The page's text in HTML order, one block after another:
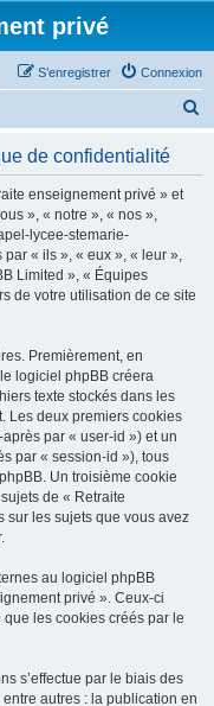
privé
Connexion
S’enregistrer
de confidentialité
enseignement privé » et
», « notre », « nos »,
lycee-stemarie-
« ils », « eux », « leur »,
Limited », « Équipes
de votre utilisation de ce site
Premièrement, en
logiciel phpBB créera
texte stockés dans les
Les deux premiers cookies
par « user-id ») et un
par « session-id »), tous
Un troisième cookie
de « Retraite
sur les sujets que vous avez
au logiciel phpBB
privé ». Ceux-ci
les cookies créés par le
s’effectue par le biais des
autres : la publication en